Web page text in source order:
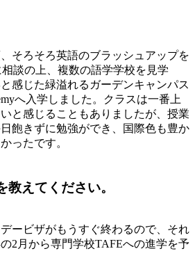
そろそろ英語のブラッシュアップを
談の上、複数の語学学校を見学
感じた緑溢れるガーデンキャンパス
へ入学しました。クラスは一番上
と感じることもありましたが、授業
飽きずに勉強ができ、国際色も豊か
ったです。
えてください。
ービザがもうすぐ終わるので、それ
2月から専門学校TAFEへの進学を予